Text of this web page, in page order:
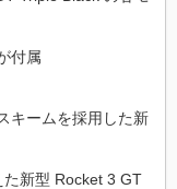
付属
キームを採用した新
新型 Rocket 3 GT